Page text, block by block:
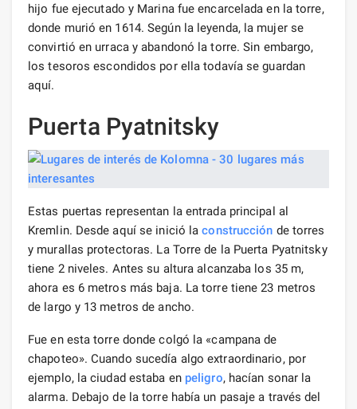
hijo fue ejecutado y Marina fue encarcelada en la torre,
donde murió en 1614. Según la leyenda, la mujer se
convirtió en urraca y abandonó la torre. Sin embargo,
los tesoros escondidos por ella todavía se guardan
aquí.
Puerta Pyatnitsky
Estas puertas representan la entrada principal al
Kremlin. Desde aquí se inició laconstrucción de torres
y murallas protectoras. La Torre de la Puerta Pyatnitsky
tiene 2 niveles. Antes su altura alcanzaba los 35 m,
ahora es 6 metros más baja. La torre tiene 23 metros
de largo y 13 metros de ancho.
Fue en esta torre donde colgó la «campana de
chapoteo». Cuando sucedía algo extraordinario, por
ejemplo, la ciudad estaba en peligro, hacían sonar la
alarma. Debajo de la torre había un pasaje a través del